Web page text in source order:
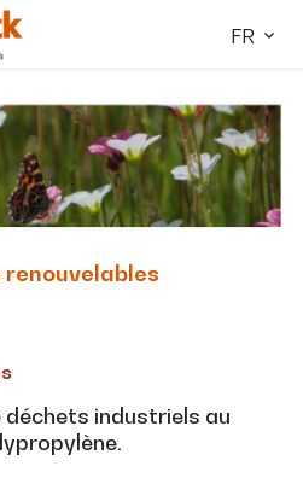
FR
déchets industriels au